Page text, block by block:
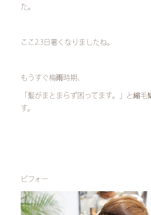
た。
ここ2.3日暑くなりましたね。
もうすぐ梅雨時期、
「髪がまとまらず困ってます。」と縮
す。
ビフォー